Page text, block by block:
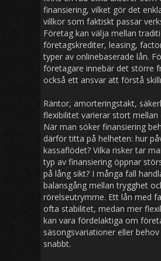
finansiering, vilket gör det
villkor som faktiskt passar
Företag kan välja mellan
företagskrediter, leasing,
typer av onlinebaserade lån.
företagare innebär det större
också ett ansvar att förstå
Räntor, amorteringstakt,
flexibilitet varierar stort mellan
När man söker finansiering
därför titta på helheten: hur
kassaflödet? Vilka risker tar
typ av finansiering öppnar
på lång sikt? I många fall
balansgång mellan trygghet
rörelseutrymme. Ett lån med
ofta stabilitet, medan mer
kan vara fördelaktiga om
säsongsvariationer eller
snabbt.